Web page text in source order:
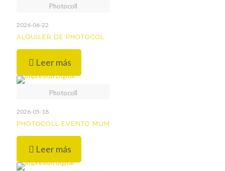
Photocoll
2026-06-22
ALQUILER DE PHOTOCOL
Leer más
Photocoll
2026-05-18
PHOTOCOLL EVENTO MUM
Leer más